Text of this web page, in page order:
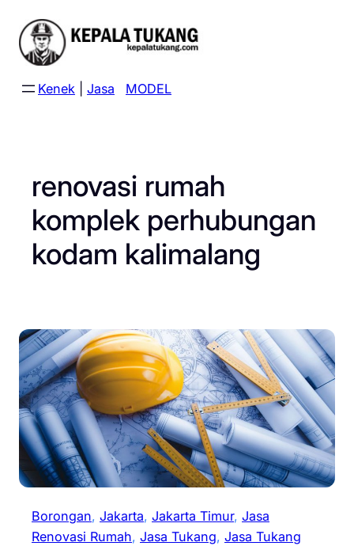
content
Kenek Jasa MODEL
renovasi rumah
komplek perhubungan
kodam kalimalang
Borongan, Jakarta, Jakarta Timur, Jasa
Renovasi Rumah, Jasa Tukang, Jasa Tukang